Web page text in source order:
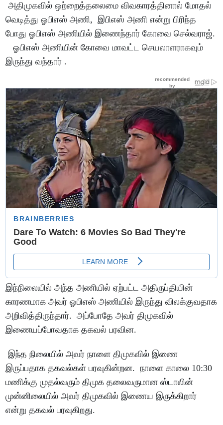
அதிமுகவில் ஒற்றைத்தலைமை விவகாரத்தினால் மோதல்
வெடித்து ஓபிஎஸ் அணி, இபிஎஸ் அணி என்று பிரிந்த
போது ஓபிஎஸ் அணியில் இணைந்தார் கோவை செல்வராஜ்.
ஓபிஎஸ் அணியின் கோவை மாவட்ட செயலாளராகவும்
இருந்து வந்தார் .
இந்நிலையில் அந்த அணியில் ஏற்பட்ட அதிருப்தியின்
காரணமாக அவர் ஓபிஎஸ் அணியில் இருந்து விலக்குவதாக
அறிவித்திருந்தார். அப்போதே அவர் திமுகவில்
இணையப்போவதாக தகவல் பரவின.
இந்த நிலையில் அவர் நாளை திமுகவில் இணை
இருப்பதாக தகவல்கள் பரவுகின்றன. நாளை காலை 10:30
மணிக்கு முதல்வரும் திமுக தலைவருமான ஸ்டாலின்
முன்னிலையில் அவர் திமுகவில் இணைய இருக்கிறார்
என்று தகவல் பரவுகிறது.